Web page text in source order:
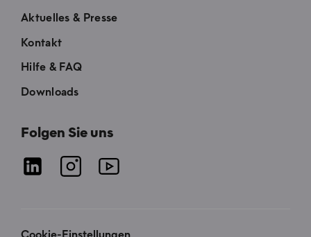
Aktuelles & Presse
Kontakt
Hilfe & FAQ
Downloads
Folgen Sie uns